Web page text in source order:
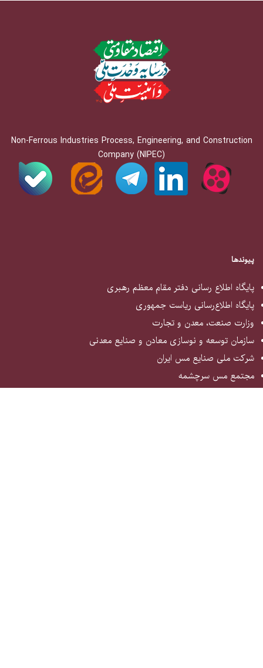
Non-Ferrous Industries Process, Engineering, and Construction
Company (NIPEC)
پیوندها
پایگاه اطلاع رسانی دفتر مقام معظم رهبری
پایگاه اطلاع‌رسانی ریاست جمهوری
وزارت صنعت، معدن و تجارت
سازمان توسعه و نوسازی معادن و صنایع معدنی
شرکت ملی صنایع مس ایران
مجتمع مس سرچشمه